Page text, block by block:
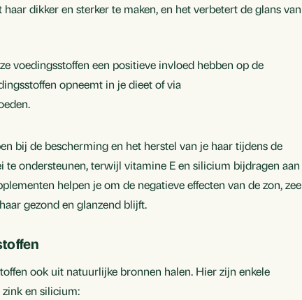
dikker en sterker te maken, en het verbetert de glans van
voedingsstoffen een positieve invloed hebben op de
opneemt in je dieet of via
bij de bescherming en het herstel van je haar tijdens de
ondersteunen, terwijl vitamine E en silicium bijdragen aan
helpen je om de negatieve effecten van de zon, zee
gezond en glanzend blijft.
ook uit natuurlijke bronnen halen. Hier zijn enkele
en silicium: